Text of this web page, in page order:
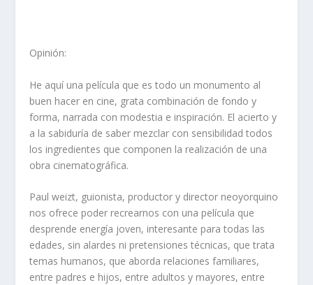
Opinión:
He aquí una película que es todo un monumento al
buen hacer en cine, grata combinación de fondo y
forma, narrada con modestia e inspiración. El acierto y
a la sabiduría de saber mezclar con sensibilidad todos
los ingredientes que componen la realización de una
obra cinematográfica.
Paul weizt, guionista, productor y director neoyorquino
nos ofrece poder recrearnos con una película que
desprende energía joven, interesante para todas las
edades, sin alardes ni pretensiones técnicas, que trata
temas humanos, que aborda relaciones familiares,
entre padres e hijos, entre adultos y mayores, entre